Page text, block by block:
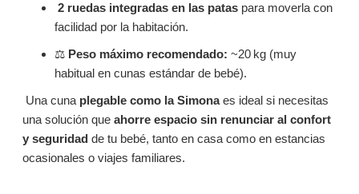
2 ruedas integradas en las pataspara moverla con
facilidad por la habitación.
⚖️ Peso máximo recomendado: ~20 kg (muy
habitual en cunas estándar de bebé).
Una cuna plegable como la Simonaes ideal si necesitas
una solución que ahorre espacio sin renunciar al confort
y seguridadde tu bebé, tanto en casa como en estancias
ocasionales o viajes familiares.